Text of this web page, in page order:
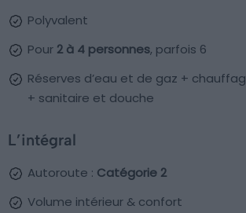
Polyvalent
Pour 2 à 4 personnes, parfois 6
Réserves d’eau et de gaz +
+ sanitaire et douche
L’intégral
Autoroute : Catégorie 2
Volume intérieur & confort